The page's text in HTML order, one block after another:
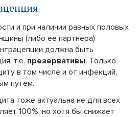
и при наличии разных половых
(либо ее партнера)
должна быть
т.е. презервативы. Только
в том числе и от инфекций,
путем.
тоже актуальна не для всех
100%, но хотя бы снижает